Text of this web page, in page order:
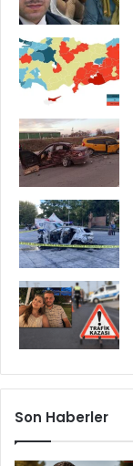
Son Haberler